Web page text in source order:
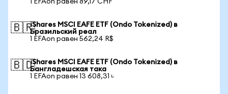
1 EFAon равен 89,17 CHF
🇧🇷iShares MSCI EAFE ETF (Ondo Tokenized) в
Бразильский реал
1 EFAon равен 562,24 R$
🇧🇩iShares MSCI EAFE ETF (Ondo Tokenized) в
Бангладешская така
1 EFAon равен 13 608,31 ৳